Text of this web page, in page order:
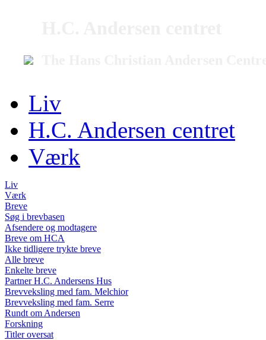
Liv
H.C. Andersen centret
Værk
Liv
Værk
Breve
Søg i brevbasen
Afsendere og modtagere
Breve om HCA
Ikke tidligere trykte breve
Alle breve
Enkelte breve
Partner H.C. Andersens Hus
Brevveksling med fam. Melchior
Brevveksling med fam. Serre
Rundt om Andersen
Forskning
Titler oversat